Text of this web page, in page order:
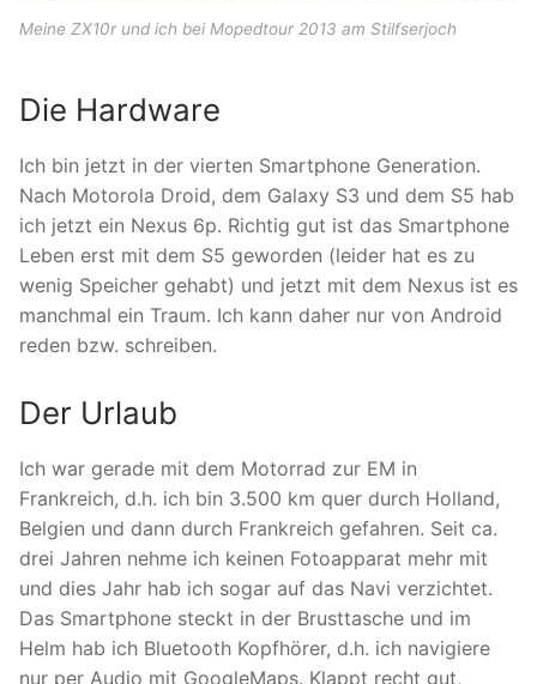
Meine ZX10r und ich bei Mopedtour 2013 am Stilfserjoch
Die Hardware
Ich bin jetzt in der vierten Smartphone Generation.
Nach Motorola Droid, dem Galaxy S3 und dem S5 hab
ich jetzt ein Nexus 6p. Richtig gut ist das Smartphone
Leben erst mit dem S5 geworden (leider hat es zu
wenig Speicher gehabt) und jetzt mit dem Nexus ist es
manchmal ein Traum. Ich kann daher nur von Android
reden bzw. schreiben.
Der Urlaub
Ich war gerade mit dem Motorrad zur EM in
Frankreich, d.h. ich bin 3.500 km quer durch Holland,
Belgien und dann durch Frankreich gefahren. Seit ca.
drei Jahren nehme ich keinen Fotoapparat mehr mit
und dies Jahr hab ich sogar auf das Navi verzichtet.
Das Smartphone steckt in der Brusttasche und im
Helm hab ich Bluetooth Kopfhörer, d.h. ich navigiere
nur per Audio mit GoogleMaps. Klappt recht gut,